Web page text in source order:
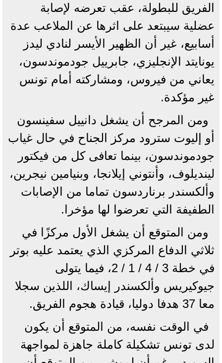
الفريق للبطولة، عقب تعرضه لإصابة
عضلية سيبتعد على اثرها عن الملاعب عدة
أسابيع، غير أن الظهير الأيسر لنادي ليدز
يونايتد الإنجليزي، جابرييل جودموندسون،
يعاني من فيروس، ومشاركته أمام تونس
غير مؤكدة.
ومن المرجح أن يشغل دانييل سفينسون
أو إليوت سترود مركز الجناح في حال غياب
جودموندسون، بينما تعافى كل من فيكتور
لينديلوف، وأنتوني إيلانجا، وبنيامين نيجرين،
وألكسندر برناردسون تماما من الإصابات
الطفيفة التي تعرضوا لها مؤخرا.
ومن المتوقع أن يشغل الأول مركزًا في
ثلاثي الدفاع المركزي الذي يعتمد عليه بوتر
في خطة 3 / 4 / 1 / 2، فيما يتولى
جيوكيريس وألكسندر إيساك، اللذين سجلا
معا 37 هدفا دوليا، قيادة هجوم الفريق.
في الوقت نفسه، من المتوقع أن يكون
لدى تونس تشكيلة كاملة جاهزة لمواجهة